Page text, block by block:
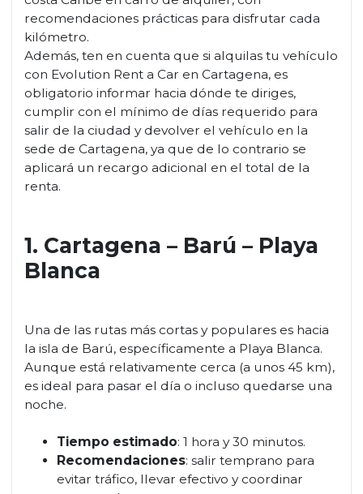
recomendaciones prácticas para disfrutar cada
kilómetro.
Además, ten en cuenta que si alquilas tu vehículo
con Evolution Rent a Car en Cartagena, es
obligatorio informar hacia dónde te diriges,
cumplir con el mínimo de días requerido para
salir de la ciudad y devolver el vehículo en la
sede de Cartagena, ya que de lo contrario se
aplicará un recargo adicional en el total de la
renta.
1. Cartagena – Barú – Playa
Blanca
Una de las rutas más cortas y populares es hacia
la isla de Barú, específicamente a Playa Blanca.
Aunque está relativamente cerca (a unos 45 km),
es ideal para pasar el día o incluso quedarse una
noche.
Tiempo estimado: 1 hora y 30 minutos.
Recomendaciones: salir temprano para
evitar tráfico, llevar efectivo y coordinar